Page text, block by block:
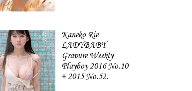
Kaneko Rie
LADYBABY
Gravure Weekly
Playboy 2016 No.10
+ 2015 No.52.